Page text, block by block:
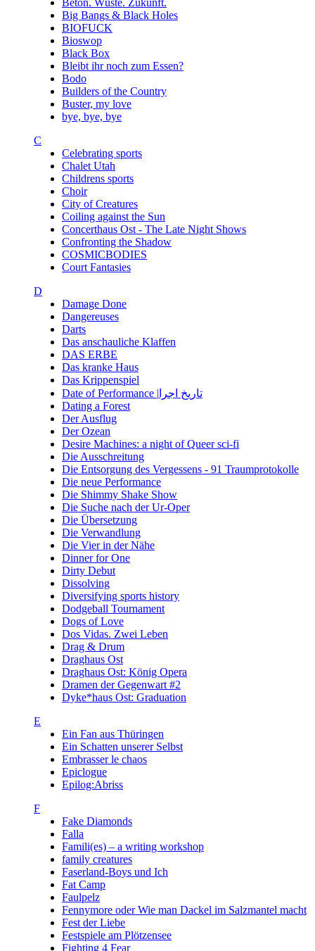
Beton. Wüste. Zukunft.
Big Bangs & Black Holes
BIOFUCK
Bioswop
Black Box
Bleibt ihr noch zum Essen?
Bodo
Builders of the Country
Buster, my love
bye, bye, bye
C
Celebrating sports
Chalet Utah
Childrens sports
Choir
City of Creatures
Coiling against the Sun
Concerthaus Ost - The Late Night Shows
Confronting the Shadow
COSMICBODIES
Court Fantasies
D
Damage Done
Dangereuses
Darts
Das anschauliche Klaffen
DAS ERBE
Das kranke Haus
Das Krippenspiel
Date of Performance |تاریخ اجرا
Dating a Forest
Der Ausflug
Der Ozean
Desire Machines: a night of Queer sci-fi
Die Ausschreitung
Die Entsorgung des Vergessens - 91 Traumprotokolle
Die neue Performance
Die Shimmy Shake Show
Die Suche nach der Ur-Oper
Die Übersetzung
Die Verwandlung
Die Vier in der Nähe
Dinner for One
Dirty Debut
Dissolving
Diversifying sports history
Dodgeball Tournament
Dogs of Love
Dos Vidas. Zwei Leben
Drag & Drum
Draghaus Ost
Draghaus Ost: König Opera
Dramen der Gegenwart #2
Dyke*haus Ost: Graduation
E
Ein Fan aus Thüringen
Ein Schatten unserer Selbst
Embrasser le chaos
Epiclogue
Epilog:Abriss
F
Fake Diamonds
Falla
Famili(es) – a writing workshop
family creatures
Faserland-Boys und Ich
Fat Camp
Faulpelz
Fennymore oder Wie man Dackel im Salzmantel macht
Fest der Liebe
Festspiele am Plötzensee
Fighting 4 Fear